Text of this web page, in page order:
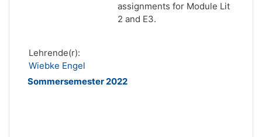
assignments for Module Lit
2 and E3.
Lehrende(r):
Wiebke Engel
Sommersemester 2022